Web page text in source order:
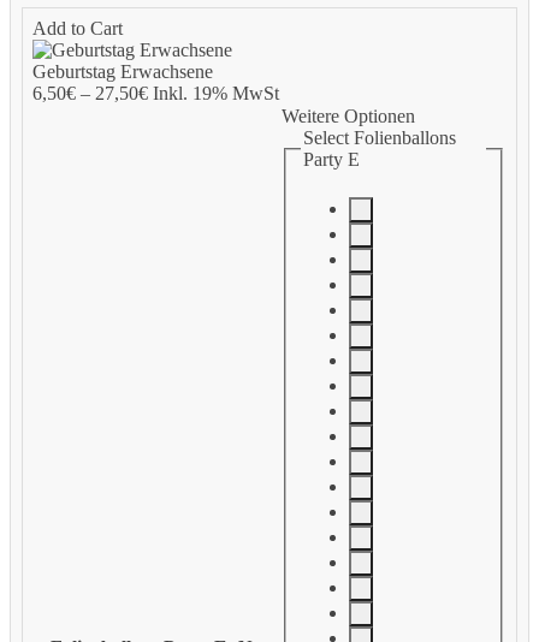
Add to Cart
Geburtstag Erwachsene
6,50€– 27,50€Inkl. 19% MwSt
Weitere Optionen
Select Folienballons
Party E